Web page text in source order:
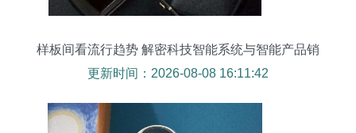
样板间看流行趋势 解密科技智能系统与智能产品销
售策略
更新时间：2026-08-08 16:11:42